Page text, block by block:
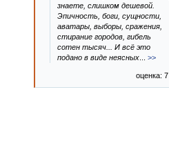
знаете, слишком дешевой.
Эпичность, боги, сущности,
аватары, выборы, сражения,
стирание городов, гибель
сотен тысяч... И всё это
подано в виде неясных
>>
оценка: 7